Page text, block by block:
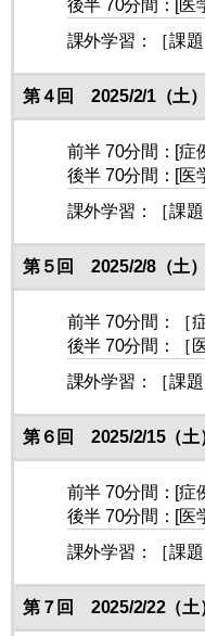
後半 70分間：[医
課外学習：［課
第４回 2025/2/1（土
前半 70分間：[症
後半 70分間：[医
課外学習：［課
第５回 2025/2/8（土
前半 70分間：［
後半 70分間：［
課外学習：［課
第６回 2025/2/15（土
前半 70分間：[症
後半 70分間：[医
課外学習：［課
第７回 2025/2/22（土